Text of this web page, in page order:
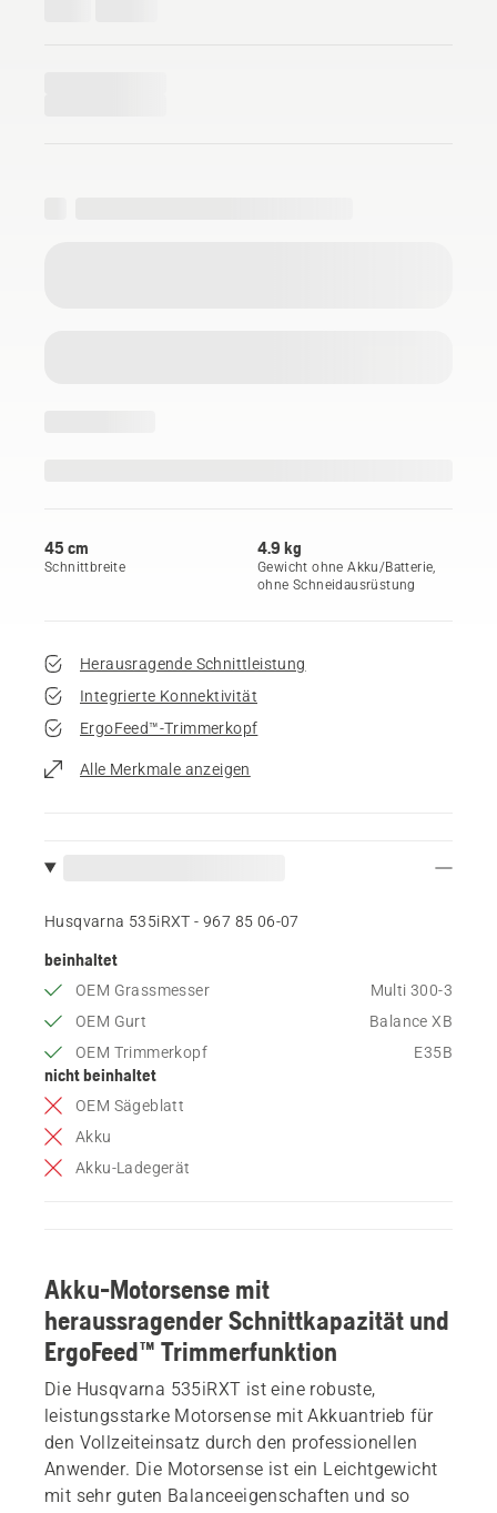
45 cm
Schnittbreite
4.9 kg
Gewicht ohne Akku/Batterie,
ohne Schneidausrüstung
Herausragende Schnittleistung
Integrierte Konnektivität
ErgoFeed™-Trimmerkopf
Alle Merkmale anzeigen
Husqvarna 535iRXT - 967 85 06‑07
beinhaltet
OEM Grassmesser
Multi 300-3
OEM Gurt
Balance XB
OEM Trimmerkopf
E35B
nicht beinhaltet
OEM Sägeblatt
Akku
Akku-Ladegerät
Akku-Motorsense mit
heraussragender Schnittkapazität und
ErgoFeed™ Trimmerfunktion
Die Husqvarna 535iRXT ist eine robuste,
leistungsstarke Motorsense mit Akkuantrieb für
den Vollzeiteinsatz durch den professionellen
Anwender. Die Motorsense ist ein Leichtgewicht
mit sehr guten Balanceeigenschaften und so